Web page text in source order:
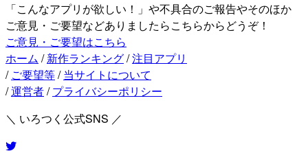
「こんなアプリが欲しい！」や不具合のご報告やそのほか
ご意見・ご要望などありましたらこちらからどうぞ！
ご意見・ご要望はこちら
ホーム / 新作ランキング/注目アプリ
/ ご要望等/ 当サイトについて
/運営者/ プライバシーポリシー
＼ いろつく公式SNS ／